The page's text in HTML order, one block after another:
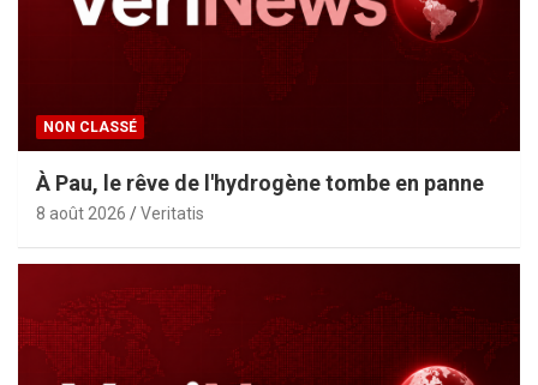
NON CLASSÉ
À Pau, le rêve de l'hydrogène tombe en panne
8 août 2026 Veritatis